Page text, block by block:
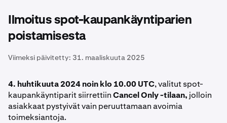
Ilmoitus spot-kaupankäyntiparien
poistamisesta
Viimeksi päivitetty: 31. maaliskuuta 2025
4. huhtikuuta 2024 noin klo 10.00 UTC, valitut spot-
kaupankäyntiparit siirrettiinCancel Only -tilaan, jolloin
asiakkaat pystyivät vain peruuttamaan avoimia
toimeksiantoja.